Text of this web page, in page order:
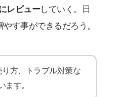
レビューしていく。日
す事ができるだろう。
方、トラブル対策な
す。